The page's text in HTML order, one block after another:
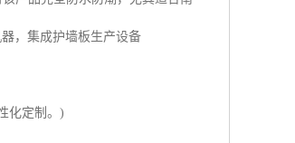
，集成护墙板生产设备
化定制。)